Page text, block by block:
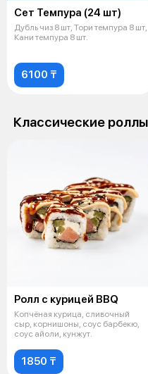
Сет Темпура (24 шт)
Дубль чиз 8 шт, Тори темпура 8 шт,
Кани темпура 8 шт.
6100 ₸
Классические роллы
Ролл с курицей BBQ
Копчёная курица, сливочный
сыр, корнишоны, соус барбекю,
соус айоли, кунжут.
1850 ₸